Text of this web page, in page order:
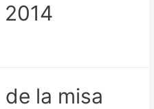
la misa